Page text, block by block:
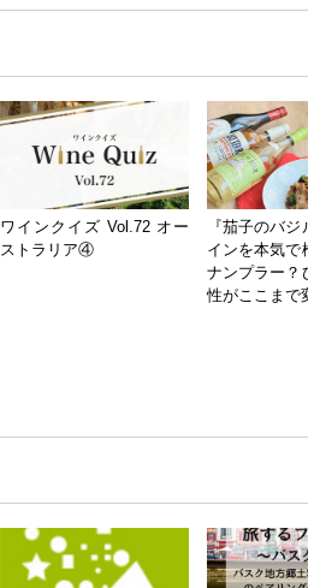
ワインクイズ Vol.72 オー
ストラリア④
『茄子のバジ
インを本気で
ナンプラー？
性がここまで